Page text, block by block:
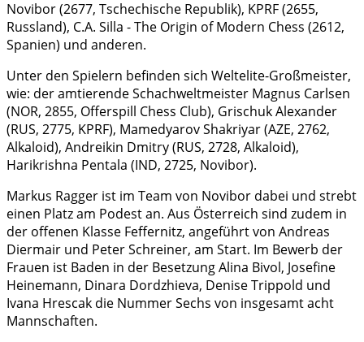
Novibor (2677, Tschechische Republik), KPRF (2655,
Russland), C.A. Silla - The Origin of Modern Chess (2612,
Spanien) und anderen.
Unter den Spielern befinden sich Weltelite-Großmeister,
wie: der amtierende Schachweltmeister Magnus Carlsen
(NOR, 2855, Offerspill Chess Club), Grischuk Alexander
(RUS, 2775, KPRF), Mamedyarov Shakriyar (AZE, 2762,
Alkaloid), Andreikin Dmitry (RUS, 2728, Alkaloid),
Harikrishna Pentala (IND, 2725, Novibor).
Markus Ragger ist im Team von Novibor dabei und strebt
einen Platz am Podest an. Aus Österreich sind zudem in
der offenen Klasse Feffernitz, angeführt von Andreas
Diermair und Peter Schreiner, am Start. Im Bewerb der
Frauen ist Baden in der Besetzung Alina Bivol, Josefine
Heinemann, Dinara Dordzhieva, Denise Trippold und
Ivana Hrescak die Nummer Sechs von insgesamt acht
Mannschaften.